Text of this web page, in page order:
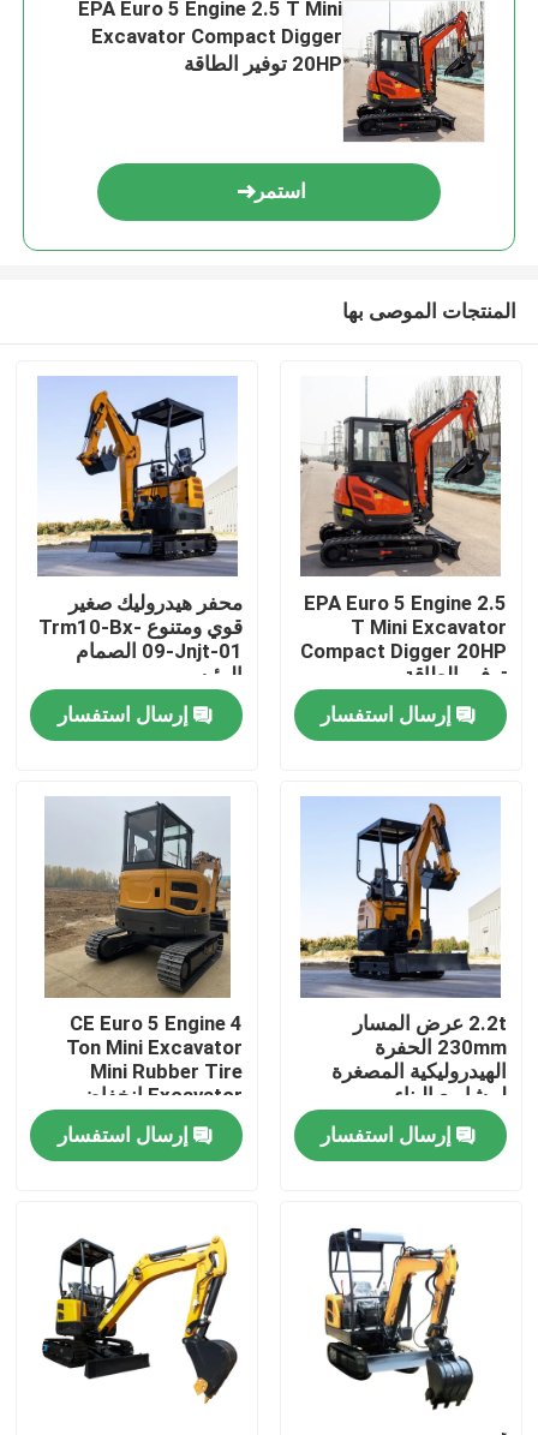
منزل
المنتجات
حول بنا
جولة في المعمل
ضبط الجودة
اتصل بنا
طلب اقتباس
Hightop Mini Excavator
EPA Euro 5 Engine 2.5 T Mini
Excavator Compact Digger
20HP توفير الطاقة
استمر
المنتجات الموصى بها
EPA Euro 5 Engine 2.5
T Mini Excavator
Compact Digger 20HP
توفير الطاقة
إرسال استفسار
محفر هيدروليك صغير
قوي ومتنوع Trm10-Bx-
09-Jnjt-01 الصمام
الرئيسي
إرسال استفسار
2.2t عرض المسار
230mm الحفرة
الهيدروليكية المصغرة
لمشاريع البناء
إرسال استفسار
CE Euro 5 Engine 4
Ton Mini Excavator
Mini Rubber Tire
Excavator انخفاض
الاستهلاك
إرسال استفسار